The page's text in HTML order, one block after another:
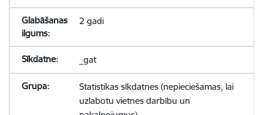
2 gadi
_gat
Statistikas sīkdatnes (nepieciešamas, lai
uzlabotu vietnes darbību un